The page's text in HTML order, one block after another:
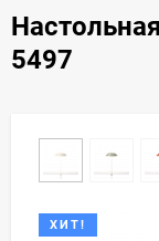
5497
ХИТ!